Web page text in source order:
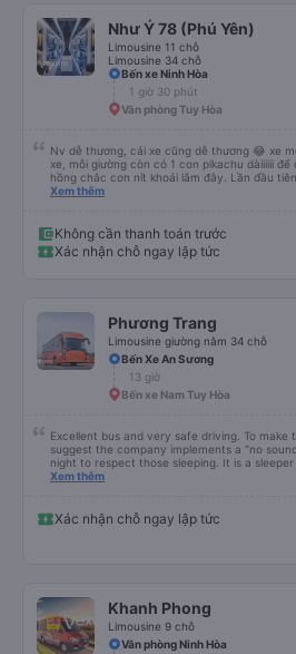
Như Ý 78 (Phú Yên)
Limousine 11 chỗ
Limousine 34 chỗ
Bến xe Ninh Hòa
1 giờ 30 phút
Văn phòng Tuy Hòa
Nv dễ thương, cái xe cũng dễ thương 😂 xe
xe, mỗi giường còn có 1 con pikachu dàiiiiii
hồng chắc con nít khoái lắm đây. Lần đầu
cả bàn chải đánh răng. Có 2 ông bà cụ lên
Xem thêm
Không cần thanh toán trước
Xác nhận chỗ ngay lập tức
Phương Trang
Limousine giường nằm 34 chỗ
Bến Xe An Sương
13 giờ
Bến xe Nam Tuy Hòa
Excellent bus and very safe driving. To make
suggest the company implements a "no
night to respect those sleeping. It is a sleeper
please display the Wi-Fi password clearly
quy định rõ ràng về việc giữ im lặng (tắt âm
để tránh làm phiền hành khách khác ngủ.
khẩu Wi-Fi trong xe để hành khách dễ dàng
Xem thêm
Xác nhận chỗ ngay lập tức
Khanh Phong
Limousine 9 chỗ
Văn phòng Ninh Hòa